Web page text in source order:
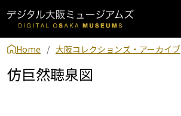
Home 大阪コレクションズ・アーカイブ
仿巨然聴泉図